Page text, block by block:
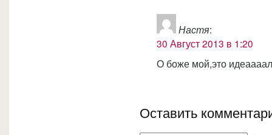
Настя:
30 Август 2013 в 1:20
О боже мой,это
Оставить